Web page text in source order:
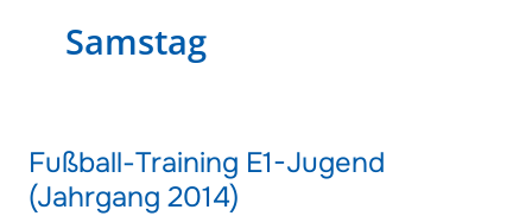
Samstag
Fußball-Training E1-Jugend
(Jahrgang 2014)
Fußball-
Training